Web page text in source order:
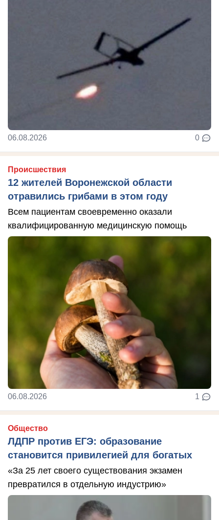
06.08.2026 0
Происшествия
12 жителей Воронежской области
отравились грибами в этом году
Всем пациентам своевременно оказали
квалифицированную медицинскую помощь
06.08.2026 1
Общество
ЛДПР против ЕГЭ: образование
становится привилегией для богатых
«За 25 лет своего существования экзамен
превратился в отдельную индустрию»